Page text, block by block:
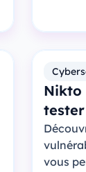
Nikto
vous